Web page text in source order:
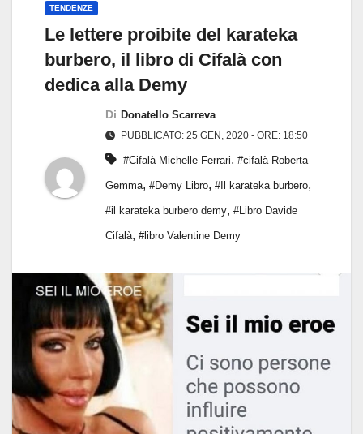
TENDENZE
Le lettere proibite del karateka
burbero, il libro di Cifalà con
dedica alla Demy
Di Donatello Scarreva
PUBBLICATO: 25 GEN, 2020 - ORE: 18:50
#Cifalà Michelle Ferrari, #cifalà Roberta
Gemma, #Demy Libro, #Il karateka burbero,
#il karateka burbero demy, #Libro Davide
Cifalà, #libro Valentine Demy